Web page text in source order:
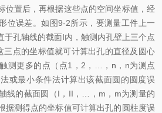
位置后，再根据这些点的空间坐标值，经
位误差。如图9-2所示，要测量工件上一
于孔轴线的截面I内，触测内孔壁上三个点
三点的坐标值就可计算出孔的直径及圆心
测更多的点（点1，2，…，n，n为测点
或最小条件法计算出该截面圆的圆度误
线的截面圆（I，II，…，m，m为测量的
据测得点的坐标值可计算出孔的圆柱度误